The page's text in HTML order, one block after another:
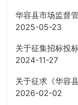
2025-05-23
关于征集招标投
2024-11-27
2026-02-02